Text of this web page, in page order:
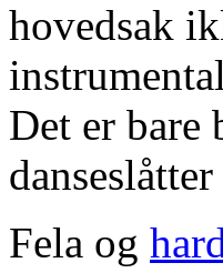
hovedsak
Det er
Fela og